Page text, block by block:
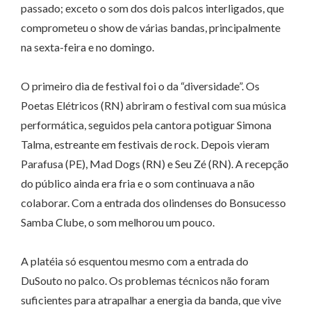
passado; exceto o som dos dois palcos interligados, que
comprometeu o show de várias bandas, principalmente
na sexta-feira e no domingo.
O primeiro dia de festival foi o da “diversidade”. Os
Poetas Elétricos (RN) abriram o festival com sua música
performática, seguidos pela cantora potiguar Simona
Talma, estreante em festivais de rock. Depois vieram
Parafusa (PE), Mad Dogs (RN) e Seu Zé (RN). A recepção
do público ainda era fria e o som continuava a não
colaborar. Com a entrada dos olindenses do Bonsucesso
Samba Clube, o som melhorou um pouco.
A platéia só esquentou mesmo com a entrada do
DuSouto no palco. Os problemas técnicos não foram
suficientes para atrapalhar a energia da banda, que vive